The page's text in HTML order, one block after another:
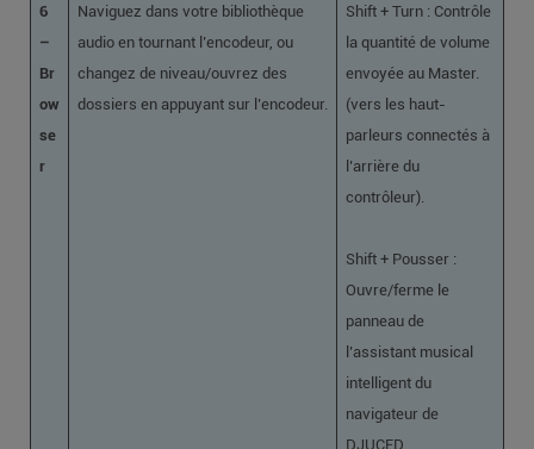
6
–
Br
ow
se
r
Naviguez dans votre bibliothèque
audio en tournant l’encodeur, ou
changez de niveau/ouvrez des
dossiers en appuyant sur l’encodeur.
Shift + Turn : Contrôle
la quantité de volume
envoyée au Master.
(vers les haut-
parleurs connectés à
l’arrière du
contrôleur).
Shift + Pousser :
Ouvre/ferme le
panneau de
l’assistant musical
intelligent du
navigateur de
DJUCED.